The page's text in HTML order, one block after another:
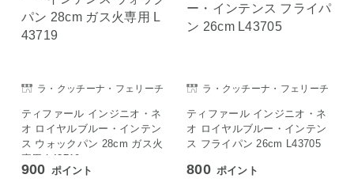
ラ・クッチーナ・フェリーチ
ティファール インジニオ・ネ
オ ロイヤルブルー・インテン
ス ウォックパン 28cm ガス火
専用 L43719
900 ポイント
ラ・クッチーナ・フェリーチ
ティファール インジニオ・ネ
オ ロイヤルブルー・インテン
ス フライパン 26cm L43705
800 ポイント